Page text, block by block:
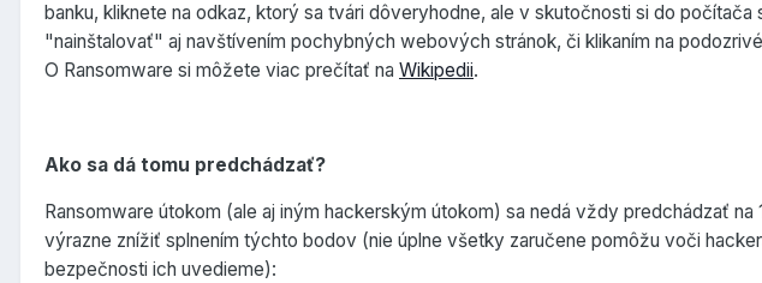
banku, kliknete na odkaz, ktorý sa tvári dôveryhodne, ale v skutočnosti si do
"nainštalovať" aj navštívením pochybných webových stránok, či klikaním na
O Ransomware si môžete viac prečítať na Wikipedii.
Ako sa dá tomu predchádzať?
Ransomware útokom (ale aj iným hackerským útokom) sa nedá vždy predchádzať
výrazne znížiť splnením týchto bodov (nie úplne všetky zaručene pomôžu voči
bezpečnosti ich uvedieme):